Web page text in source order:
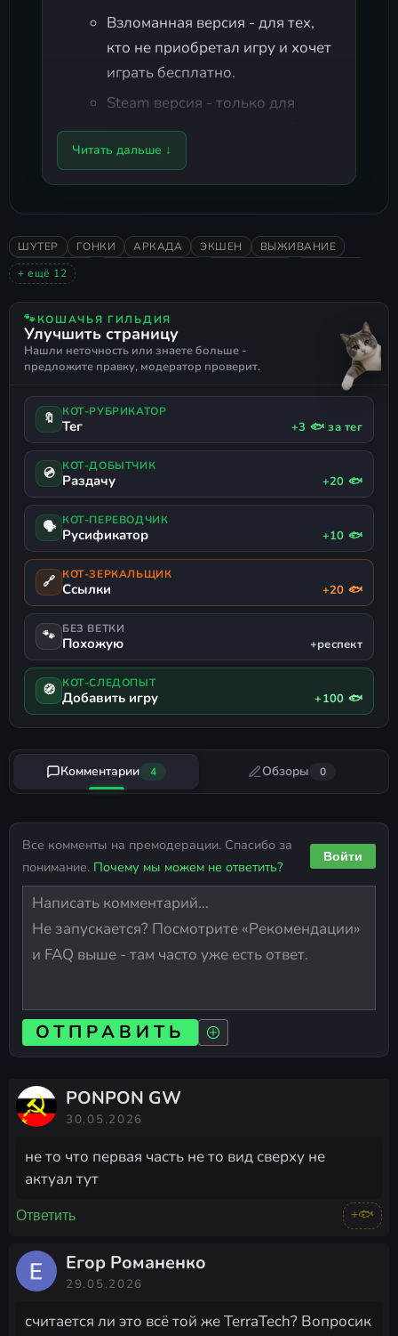
Взломанная версия - для тех,
кто не приобретал игру и хочет
играть бесплатно.
Steam версия - только для
владельцев лицензионной
копии игры в Steam.
При выборе взломанной версии
укажите Crack (курсором мыши),
язык игры (если доступно),
создание ярлыка и установку
Завершите установку, следуя
подсказкам установщика.
Играйте!
Читать дальше ↓
ШУТЕР ГОНКИ АРКАДА ЭКШЕН
ВЫЖИВАНИЕ
КИБЕРПАНК
ЭКШЕН-ПРИКЛЮЧЕНИЯ
ЭКШЕН РОГАЛИК
МЕХИ
БОЕВЫЕ ГОНКИ
РУССКИЙ ЯЗЫК
ПОДДЕРЖКА ГЕЙМПАДА
+ ещё 12
🐾КОШАЧЬЯ ГИЛЬДИЯ
Улучшить страницу
Нашли неточность или знаете больше -
предложите правку, модератор проверит.
🔖 КОТ-РУБРИКАТОР
Тег +3 🐟 за тег
💿 КОТ-ДОБЫТЧИК
Раздачу +20 🐟
🗣 КОТ-ПЕРЕВОДЧИК
Русификатор +10 🐟
🔗 КОТ-ЗЕРКАЛЬЩИК
Ссылки +20 🐟
🐾 БЕЗ ВЕТКИ
Похожую +респект
🧭 КОТ-СЛЕДОПЫТ
Добавить игру +100 🐟
Комментарии 4 Обзоры 0
Все комменты на премодерации. Спасибо за
понимание. Почему мы можем не ответить?
Войти
ОТПРАВИТЬ
PONPON GW
30.05.2026
не то что первая часть не то вид сверху не
актуал тут
Ответить +🐟
Егор Романенко
29.05.2026
считается ли это всё той же TerraTech? Вопросик